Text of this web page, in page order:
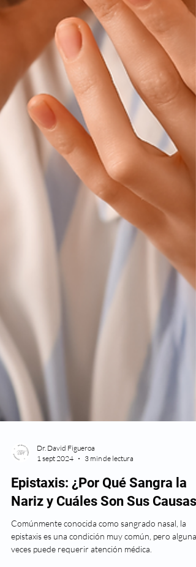
Dr. David Figueroa
1 sept 2024
3 min de lectura
Epistaxis: ¿Por Qué Sangra la